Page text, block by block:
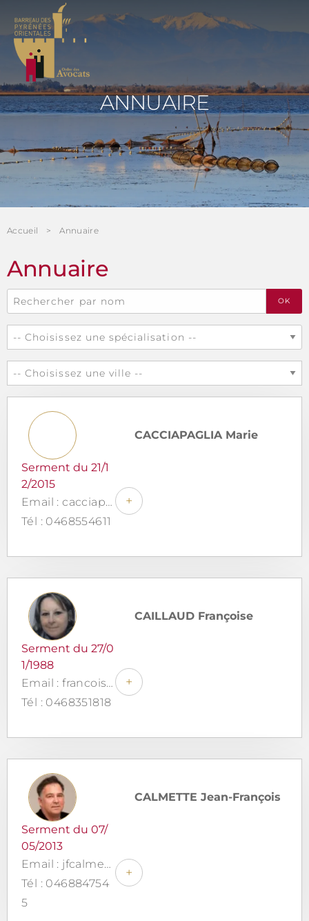
ANNUAIRE
Accueil Annuaire
Annuaire
CACCIAPAGLIA Marie
Serment du 21/1
2/2015
Email : cacciapaglia.esquirol.avocats@gmail.com
Tél : 0468554611
+
CAILLAUD Françoise
Serment du 27/0
1/1988
Email : francoisecaillaud@orange.fr
Tél : 0468351818
+
CALMETTE Jean-François
Serment du 07/
05/2013
Email : jfcalmette@rgr-avocats.fr
Tél : 046884754
5
+
Panneau de gestion des cookies